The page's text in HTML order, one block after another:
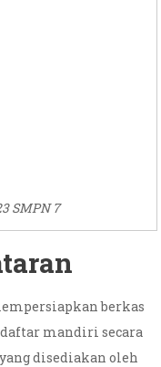
SMPN 7
berkas
mandiri secara
disediakan oleh